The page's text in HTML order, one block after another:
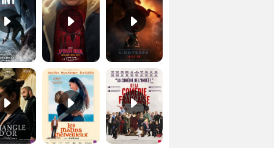
Le Triangle d'or Bande-annonce VF De la Comédie-Française Teaser VF